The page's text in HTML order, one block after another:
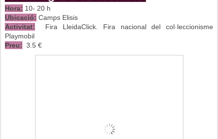
Hora: 10- 20 h
Ubicació: Camps Elisis
Activitat: Fira LleidaClick. Fira nacional del col·leccionisme
Playmobil
Preu: 3.5 €